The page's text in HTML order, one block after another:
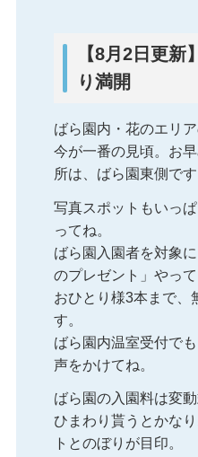
【8月2日更新
り満開
ばら園内・花のエリ
今が一番の見頃。お
所は、ばら園東側です
写真スポットもいっ
ってね。
ばら園入園者を対象
のプレゼント」やって
おひとり様3本まで、
す。
ばら園内温室受付で
声をかけてね。
ばら園の入園料は変
ひまわり貰うとかな
トとのぼりが目印。